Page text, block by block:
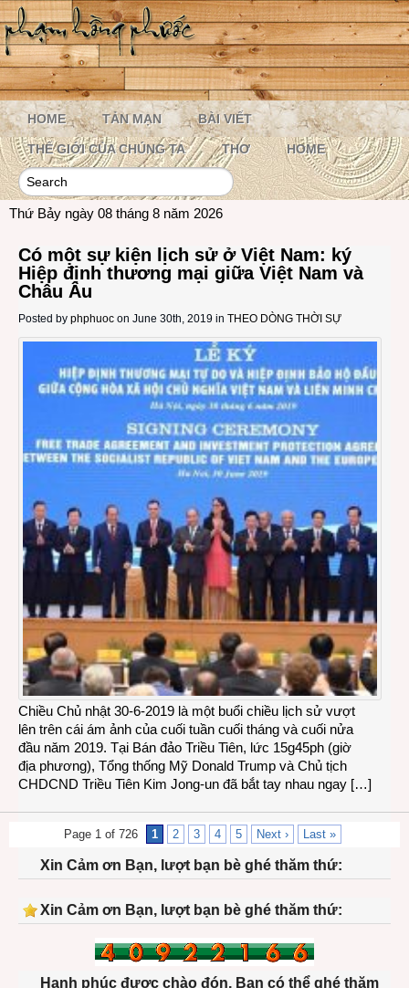
HOME TẢN MẠN BÀI VIẾT
THẾ GIỚI CỦA CHÚNG TA THƠ HOME
Thứ Bảy ngày 08 tháng 8 năm 2026
Có một sự kiện lịch sử ở Việt Nam: ký
Hiệp định thương mại giữa Việt Nam và
Châu Âu
Posted by phphuoc on June 30th, 2019 in THEO DÒNG THỜI SỰ
Chiều Chủ nhật 30-6-2019 là một buổi chiều lịch sử vượt
lên trên cái ám ảnh của cuối tuần cuối tháng và cuối nửa
đầu năm 2019. Tại Bán đảo Triều Tiên, lức 15g45ph (giờ
địa phương), Tổng thống Mỹ Donald Trump và Chủ tịch
CHDCND Triều Tiên Kim Jong-un đã bắt tay nhau ngay […]
Page 1 of 726 1 2 3 4 5 Next › Last »
Xin Cảm ơn Bạn, lượt bạn bè ghé thăm thứ:
Xin Cảm ơn Bạn, lượt bạn bè ghé thăm thứ:
Hạnh phúc được chào đón. Bạn có thể ghé thăm